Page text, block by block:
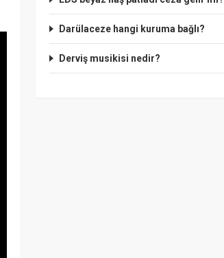
Darülaceze hangi kuruma bağlı?
Derviş musikisi nedir?